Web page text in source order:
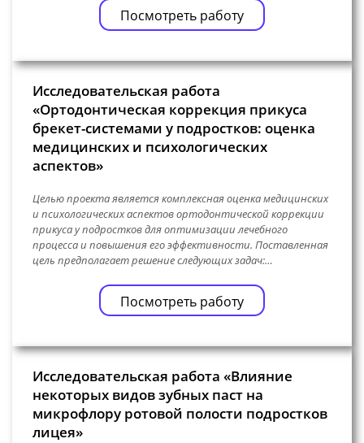
Посмотреть работу
Исследовательская работа
«Ортодонтическая коррекция прикуса
брекет-системами у подростков: оценка
медицинских и психологических
аспектов»
Целью проекта является комплексная оценка медицинских
и психологических аспектов ортодонтической коррекции
прикуса у подростков для оптимизации лечебного
процесса и повышения его эффективности. Поставленная
цель предполагает решение следующих задач:…
Посмотреть работу
Исследовательская работа «Влияние
некоторых видов зубных паст на
микрофлору ротовой полости подростков
лицея»